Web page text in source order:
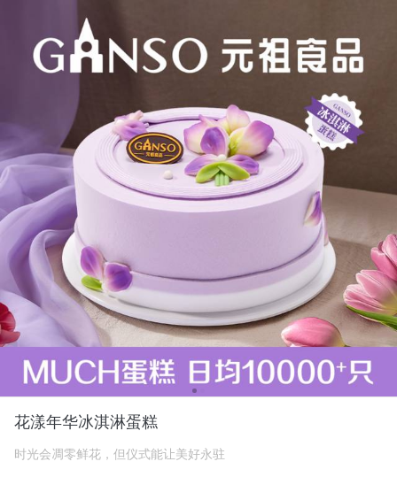
花漾年华冰淇淋蛋糕
时光会凋零鲜花，但仪式能让美好永驻